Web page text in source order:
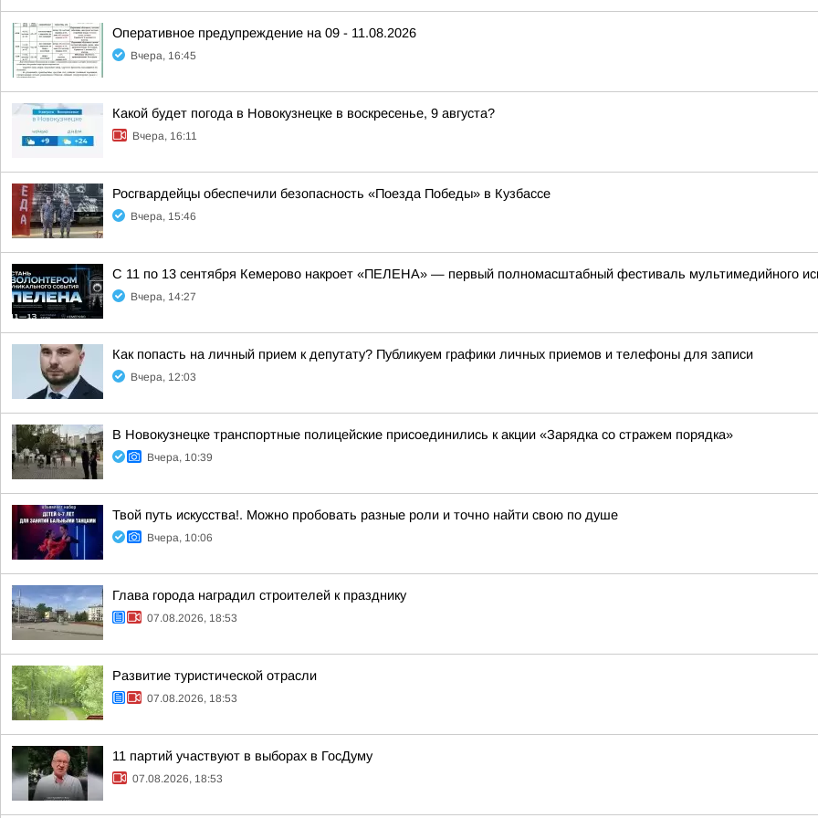
Оперативное предупреждение на 09 - 11.08.2026
Вчера, 16:45
Какой будет погода в Новокузнецке в воскресенье, 9 августа?
Вчера, 16:11
Росгвардейцы обеспечили безопасность «Поезда Победы» в Кузбассе
Вчера, 15:46
С 11 по 13 сентября Кемерово накроет «ПЕЛЕНА» — первый полномасштабный фестиваль мультимедийного
Вчера, 14:27
Как попасть на личный прием к депутату? Публикуем графики личных приемов и телефоны для записи
Вчера, 12:03
В Новокузнецке транспортные полицейские присоединились к акции «Зарядка со стражем порядка»
Вчера, 10:39
Твой путь искусства!. Можно пробовать разные роли и точно найти свою по душе
Вчера, 10:06
Глава города наградил строителей к празднику
07.08.2026, 18:53
Развитие туристической отрасли
07.08.2026, 18:53
11 партий участвуют в выборах в ГосДуму
07.08.2026, 18:53